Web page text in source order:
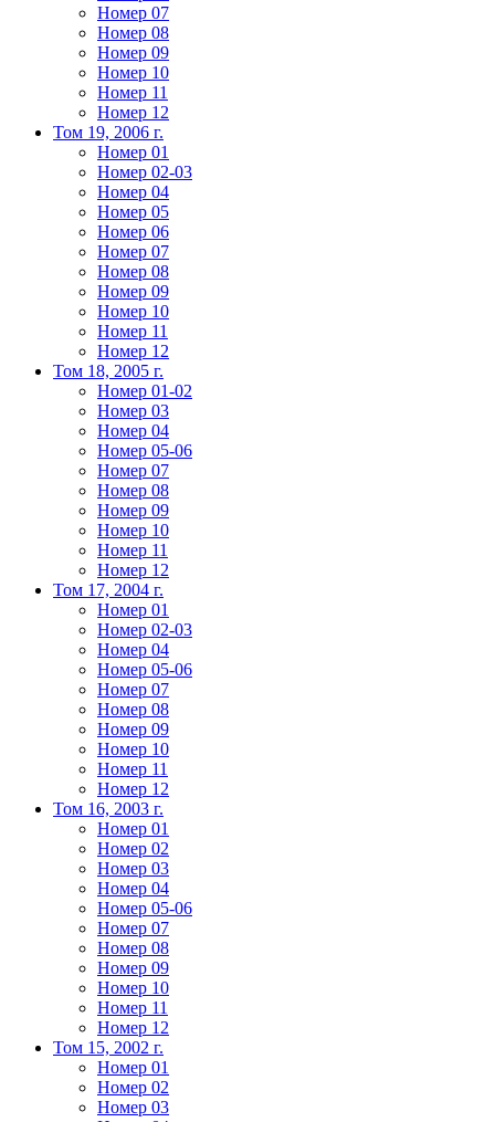
Номер 07
Номер 08
Номер 09
Номер 10
Номер 11
Номер 12
Том 19, 2006 г.
Номер 01
Номер 02-03
Номер 04
Номер 05
Номер 06
Номер 07
Номер 08
Номер 09
Номер 10
Номер 11
Номер 12
Том 18, 2005 г.
Номер 01-02
Номер 03
Номер 04
Номер 05-06
Номер 07
Номер 08
Номер 09
Номер 10
Номер 11
Номер 12
Том 17, 2004 г.
Номер 01
Номер 02-03
Номер 04
Номер 05-06
Номер 07
Номер 08
Номер 09
Номер 10
Номер 11
Номер 12
Том 16, 2003 г.
Номер 01
Номер 02
Номер 03
Номер 04
Номер 05-06
Номер 07
Номер 08
Номер 09
Номер 10
Номер 11
Номер 12
Том 15, 2002 г.
Номер 01
Номер 02
Номер 03